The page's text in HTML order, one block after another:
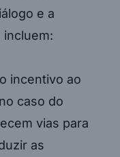
e a
incluem:
incentivo ao
caso do
vias para
as